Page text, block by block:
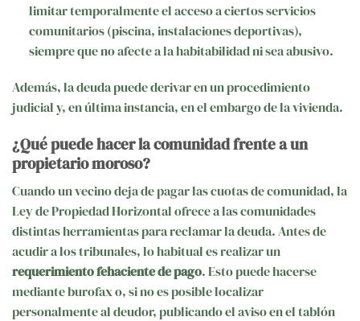
limitar temporalmente el acceso a ciertos servicios
comunitarios (piscina, instalaciones deportivas),
siempre que no afecte a la habitabilidad ni sea abusivo.
Además, la deuda puede derivar en un procedimiento
judicial y, en última instancia, en el embargo de la vivienda.
¿Qué puede hacer la comunidad frente a un
propietario moroso?
Cuando un vecino deja de pagar las cuotas de comunidad, la
Ley de Propiedad Horizontal ofrece a las comunidades
distintas herramientas para reclamar la deuda. Antes de
acudir a los tribunales, lo habitual es realizar un
requerimiento fehaciente de pago. Esto puede hacerse
mediante burofax o, si no es posible localizar
personalmente al deudor, publicando el aviso en el tablón